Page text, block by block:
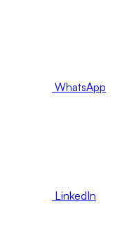
WhatsApp
LinkedIn